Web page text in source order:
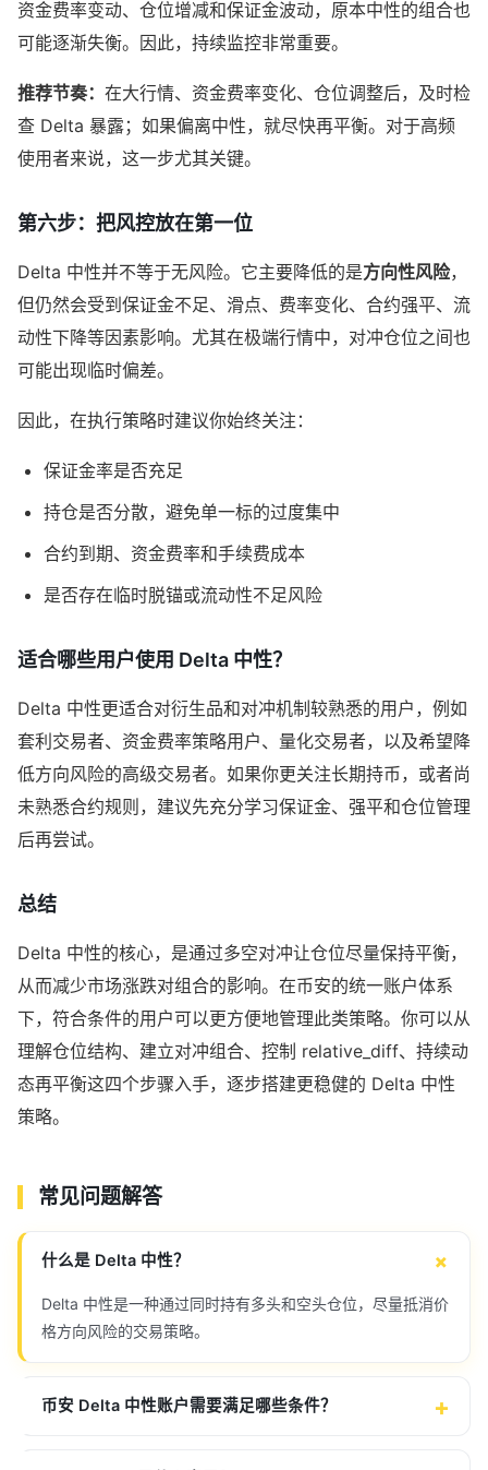
资金费率变动、仓位增减和保证金波动，原本中性的组合也
可能逐渐失衡。因此，持续监控非常重要。
推荐节奏： 在大行情、资金费率变化、仓位调整后，及时检
查 Delta 暴露；如果偏离中性，就尽快再平衡。对于高频
使用者来说，这一步尤其关键。
第六步：把风控放在第一位
Delta 中性并不等于无风险。它主要降低的是方向性风险，
但仍然会受到保证金不足、滑点、费率变化、合约强平、流
动性下降等因素影响。尤其在极端行情中，对冲仓位之间也
可能出现临时偏差。
因此，在执行策略时建议你始终关注：
保证金率是否充足
持仓是否分散，避免单一标的过度集中
合约到期、资金费率和手续费成本
是否存在临时脱锚或流动性不足风险
适合哪些用户使用 Delta 中性？
Delta 中性更适合对衍生品和对冲机制较熟悉的用户，例如
套利交易者、资金费率策略用户、量化交易者，以及希望降
低方向风险的高级交易者。如果你更关注长期持币，或者尚
未熟悉合约规则，建议先充分学习保证金、强平和仓位管理
后再尝试。
总结
Delta 中性的核心，是通过多空对冲让仓位尽量保持平衡，
从而减少市场涨跌对组合的影响。在币安的统一账户体系
下，符合条件的用户可以更方便地管理此类策略。你可以从
理解仓位结构、建立对冲组合、控制 relative_diff、持续动
态再平衡这四个步骤入手，逐步搭建更稳健的 Delta 中性
策略。
常见问题解答
什么是 Delta 中性？
Delta 中性是一种通过同时持有多头和空头仓位，尽量抵消价
格方向风险的交易策略。
币安 Delta 中性账户需要满足哪些条件？